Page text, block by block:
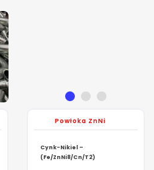
Powłoka ZnNi
Cynk-Nikiel –
(Fe/ZnNi8/Cn/T2)